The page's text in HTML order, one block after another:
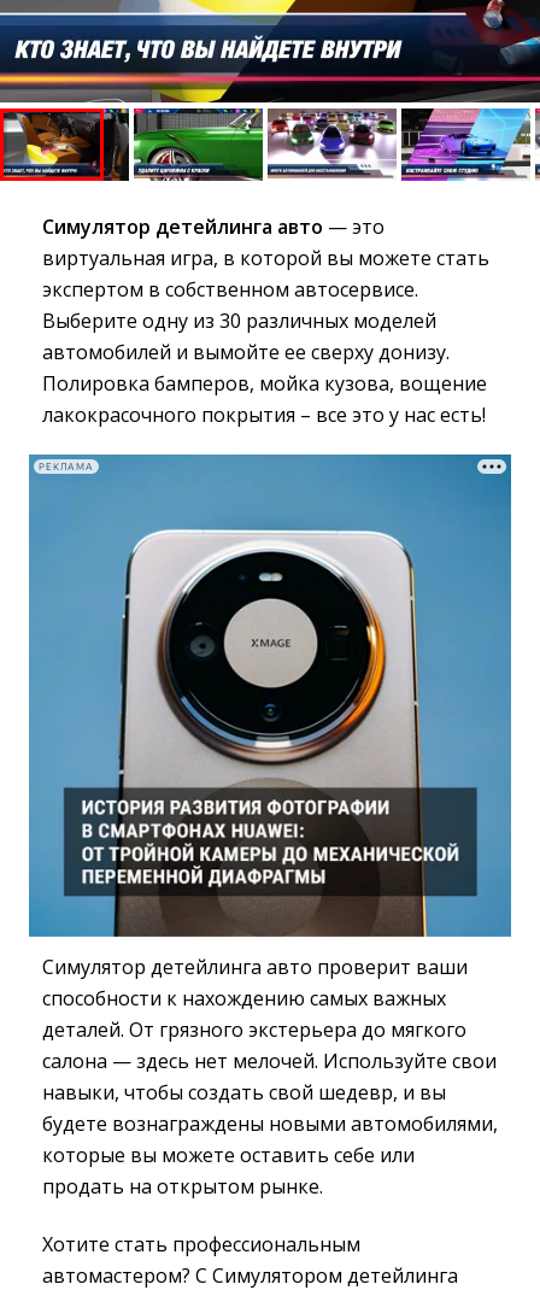
Симулятор детейлинга авто — это
виртуальная игра, в которой вы можете стать
экспертом в собственном автосервисе.
Выберите одну из 30 различных моделей
автомобилей и вымойте ее сверху донизу.
Полировка бамперов, мойка кузова, вощение
лакокрасочного покрытия – все это у нас есть!
РЕКЛАМА
Симулятор детейлинга авто проверит ваши
способности к нахождению самых важных
деталей. От грязного экстерьера до мягкого
салона — здесь нет мелочей. Используйте свои
навыки, чтобы создать свой шедевр, и вы
будете вознаграждены новыми автомобилями,
которые вы можете оставить себе или
продать на открытом рынке.
Хотите стать профессиональным
автомастером? С Симулятором детейлинга